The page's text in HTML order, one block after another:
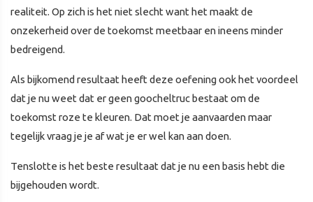
realiteit. Op zich is het niet slecht want het maakt de
onzekerheid over de toekomst meetbaar en ineens minder
bedreigend.
Als bijkomend resultaat heeft deze oefening ook het voordeel
dat je nu weet dat er geen goocheltruc bestaat om de
toekomst roze te kleuren. Dat moet je aanvaarden maar
tegelijk vraag je je af wat je er wel kan aan doen.
Tenslotte is het beste resultaat dat je nu een basis hebt die
bijgehouden wordt.